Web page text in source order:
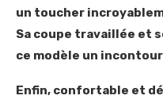
un toucher
Sa coupe travaillée et
ce modèle un
Enfin, confortable et